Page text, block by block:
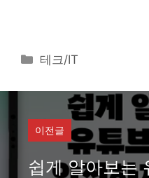
카
고
테크/IT
이전글
쉽게 알아보는